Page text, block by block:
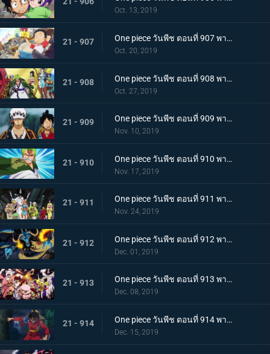
Oct. 13, 2019
21 - 907 One piece วันพีช ตอนที่ 907 พากย์ไทย ตอนพิเศษ ฉลองวันพีซครบรอบ 20 ปี "โรแมนซ์ดอวน์"
Oct. 20, 2019
21 - 908 One piece วันพีช ตอนที่ 908 พากย์ไทย เรือสมบัติมาถึงแล้ว ลูฟี่ทาโร่แทนคุณ!
Oct. 27, 2019
21 - 909 One piece วันพีช ตอนที่ 909 พากย์ไทย สุสานแสนลึกลับ การพบกันอีกครั้งที่ซากปราสาทโอเด้ง!
Nov. 10, 2019
21 - 910 One piece วันพีช ตอนที่ 910 พากย์ไทย ซามูไรในตำนาน ชายผู้ที่โรเจอร์หลงใหล!
Nov. 17, 2019
21 - 911 One piece วันพีช ตอนที่ 911 พากย์ไทย เริ่มแผนการลับ เปิดฉากโค่นหนึ่งในสี่จักรพรรดิ
Nov. 24, 2019
21 - 912 One piece วันพีช ตอนที่ 912 พากย์ไทย ชายผู้แข็งแกร่งที่สุด หัวหน้ากองโจรสุดแกร่งชูเท็นมารุ!
Dec. 01, 2019
21 - 913 One piece วันพีช ตอนที่ 913 พากย์ไทย พ่ายแพ้อย่างหมดรูป ลมหายใจพิโรธของไคโด!
Dec. 08, 2019
21 - 914 One piece วันพีช ตอนที่ 914 พากย์ไทย การต่อสู้อันดุเดือด ลูฟี่ที่บุกเข้าใส่ปะทะไคโด
Dec. 15, 2019